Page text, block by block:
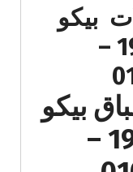
بيكو
القليوبية 19418 –
بيكو
القليوبية 19418 –